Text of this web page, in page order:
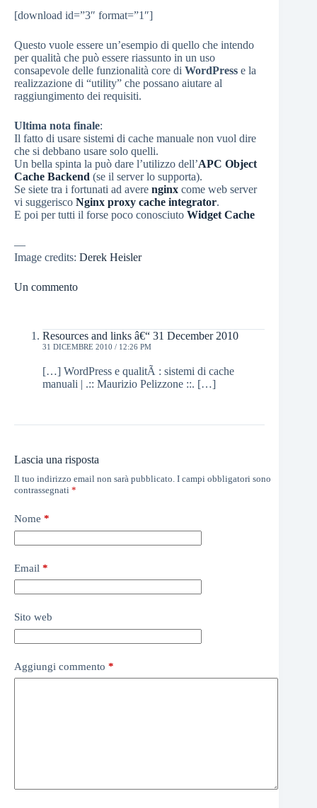
[download id=”3″ format=”1″]
Questo vuole essere un’esempio di quello che intendo
per qualità che può essere riassunto in un uso
consapevole delle funzionalità core di WordPress e la
realizzazione di “utility” che possano aiutare al
raggiungimento dei requisiti.
Ultima nota finale:
Il fatto di usare sistemi di cache manuale non vuol dire
che si debbano usare solo quelli.
Un bella spinta la può dare l’utilizzo dell’APC Object
Cache Backend (se il server lo supporta).
Se siete tra i fortunati ad avere nginx come web server
vi suggerisco Nginx proxy cache integrator.
E poi per tutti il forse poco conosciuto Widget Cache
—
Image credits: Derek Heisler
Un commento
Resources and links â€“ 31 December 2010
31 DICEMBRE 2010 / 12:26 PM
[…] WordPress e qualitÃ : sistemi di cache
manuali | .:: Maurizio Pelizzone ::. […]
Lascia una risposta
Il tuo indirizzo email non sarà pubblicato. I campi obbligatori sono
contrassegnati *
Nome *
Email *
Sito web
Aggiungi commento *